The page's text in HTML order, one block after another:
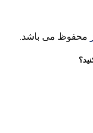
محفوظ می باشد.